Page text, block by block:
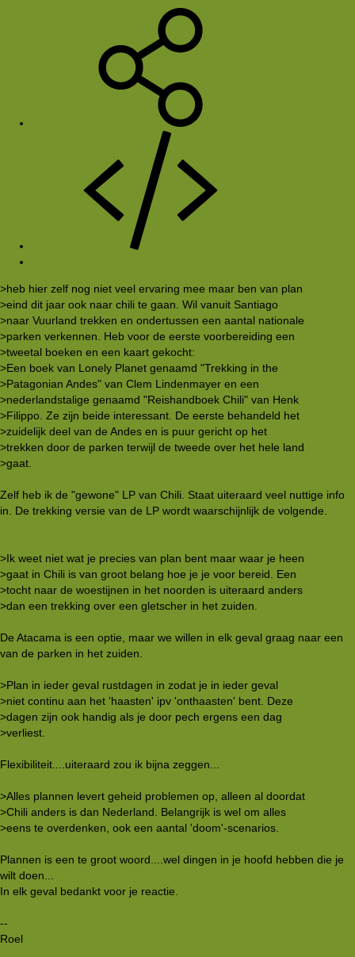
>heb hier zelf nog niet veel ervaring mee maar ben van plan
>eind dit jaar ook naar chili te gaan. Wil vanuit Santiago
>naar Vuurland trekken en ondertussen een aantal nationale
>parken verkennen. Heb voor de eerste voorbereiding een
>tweetal boeken en een kaart gekocht:
>Een boek van Lonely Planet genaamd "Trekking in the
>Patagonian Andes" van Clem Lindenmayer en een
>nederlandstalige genaamd "Reishandboek Chili" van Henk
>Filippo. Ze zijn beide interessant. De eerste behandeld het
>zuidelijk deel van de Andes en is puur gericht op het
>trekken door de parken terwijl de tweede over het hele land
>gaat.
Zelf heb ik de "gewone" LP van Chili. Staat uiteraard veel nuttige info
in. De trekking versie van de LP wordt waarschijnlijk de volgende.
>Ik weet niet wat je precies van plan bent maar waar je heen
>gaat in Chili is van groot belang hoe je je voor bereid. Een
>tocht naar de woestijnen in het noorden is uiteraard anders
>dan een trekking over een gletscher in het zuiden.
De Atacama is een optie, maar we willen in elk geval graag naar een
van de parken in het zuiden.
>Plan in ieder geval rustdagen in zodat je in ieder geval
>niet continu aan het 'haasten' ipv 'onthaasten' bent. Deze
>dagen zijn ook handig als je door pech ergens een dag
>verliest.
Flexibiliteit....uiteraard zou ik bijna zeggen...
>Alles plannen levert geheid problemen op, alleen al doordat
>Chili anders is dan Nederland. Belangrijk is wel om alles
>eens te overdenken, ook een aantal 'doom'-scenarios.
Plannen is een te groot woord....wel dingen in je hoofd hebben die je
wilt doen...
In elk geval bedankt voor je reactie.
--
Roel